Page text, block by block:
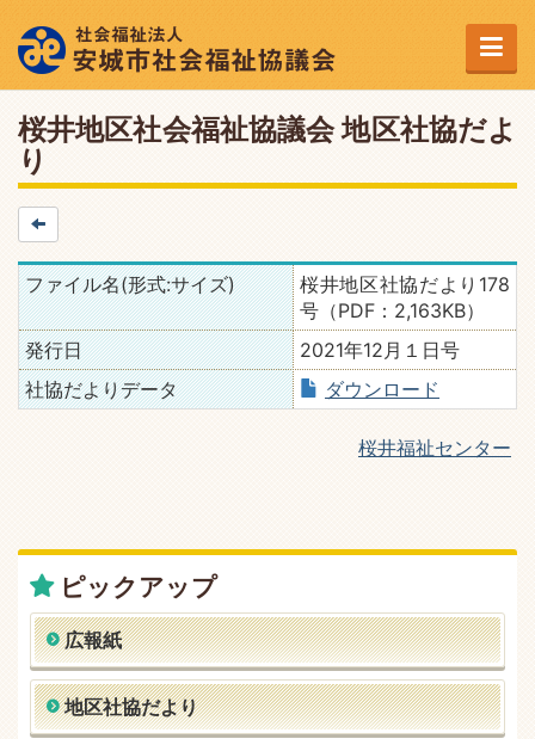
桜井地区社会福祉協議会 地区社協だよ
り
ファイル名(形式:サイズ)
桜井地区社協だより178
号（PDF：2,163KB）
発行日
2021年12月１日号
社協だよりデータ
ダウンロード
桜井福祉センター
ピックアップ
広報紙
地区社協だより